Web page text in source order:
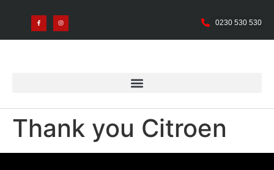
0230 530 530
Thank you Citroen